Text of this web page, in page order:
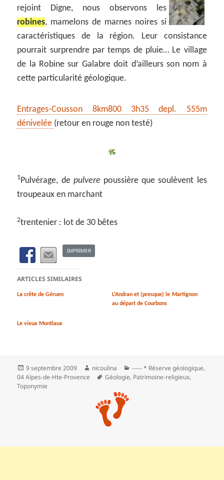
rejoint Digne, nous observons les
robines, mamelons de marnes noires si
caractéristiques de la région. Leur consistance
pourrait surprendre par temps de pluie… Le village
de la Robine sur Galabre doit d’ailleurs son nom à
cette particularité géologique.
Entrages-Cousson 8km800 3h35 depl. 555m
dénivelée (retour en rouge non testé)
1 Pulvérage, de pulvere poussière que soulèvent les
troupeaux en marchant
2trentenier : lot de 30 bêtes
IMPRIMER
ARTICLES SIMILAIRES
La crête de Géruen
L’Andran et (presque) le Martignon
au départ de Courbons
Le vieux Montlaux
Publié
le
9 septembre 2009 Auteur
nicoulina Catégories
----- * Réserve géologique,
04 Alpes-de-Hte-Provence
Mots-
clés
Géologie, Patrimoine-religieux,
Toponymie